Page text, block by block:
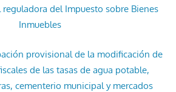
del Impuesto sobre Bienes
Inmuebles
provisional de la modificación de
de las tasas de agua potable,
cementerio municipal y mercados